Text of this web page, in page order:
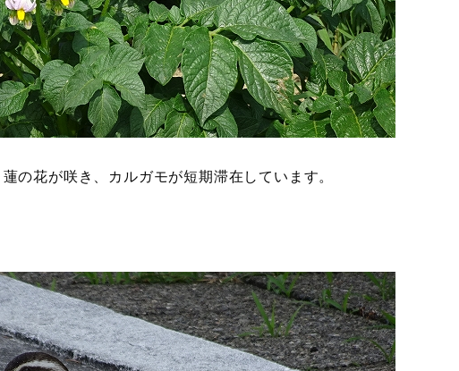
の花が咲き、カルガモが短期滞在しています。